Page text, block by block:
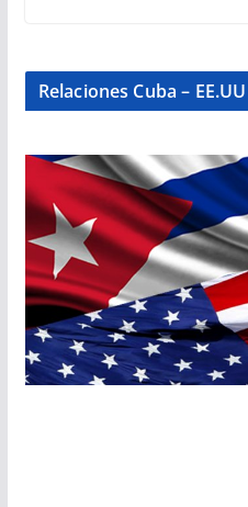
Relaciones Cuba – EE.UU